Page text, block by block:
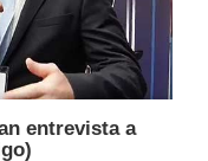
entrevista a